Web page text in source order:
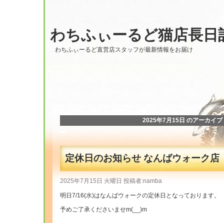
わちふぃーるど猫店長日
わちふぃーるど直営店スタッフが最新情報をお届け
2025年7月15日 のアーカイブ
定休日のお知らせ なんばウォーク店
2025年7月15日 火曜日 投稿者:namba
明日7/16(水)はなんばウォークの定休日となっております。
予めご了承くださいませm(__)m